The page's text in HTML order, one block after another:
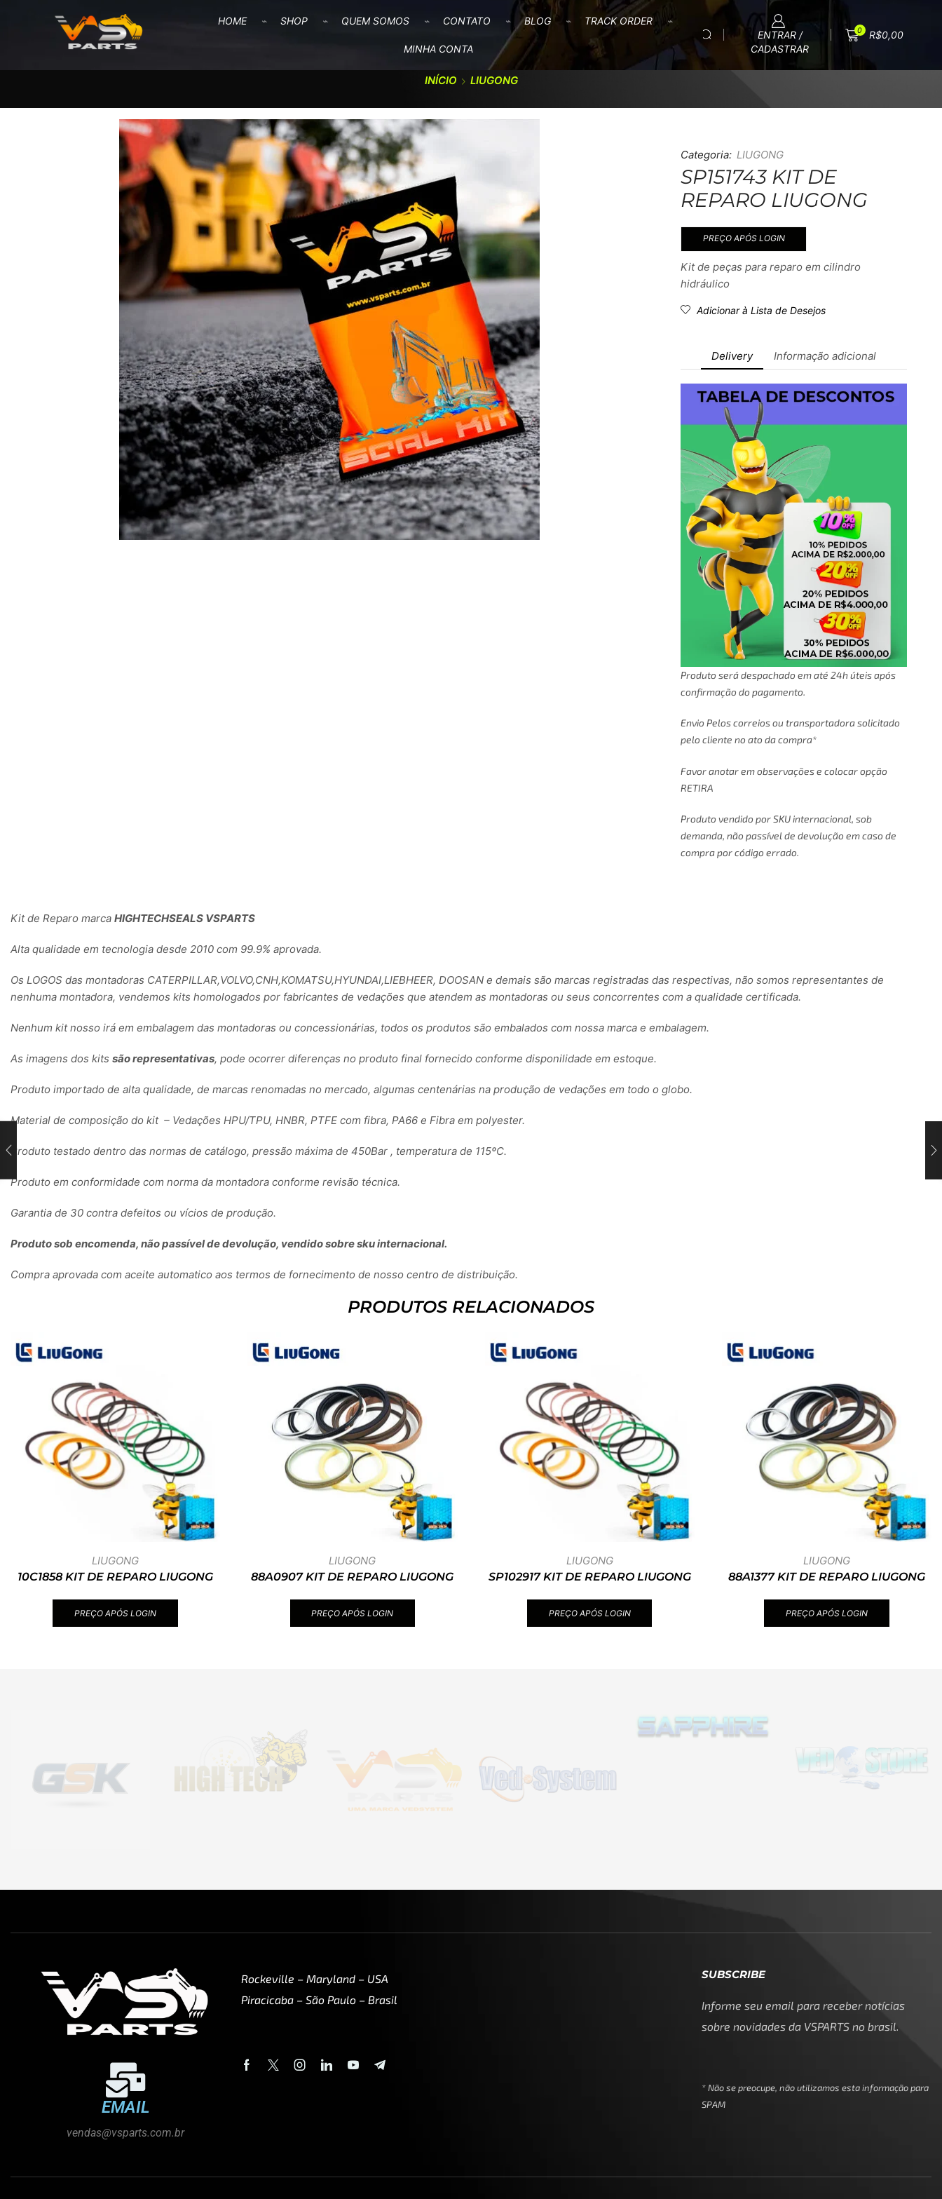
HOME SHOP QUEM SOMOS CONTATO BLOG TRACK ORDER
MINHA CONTA
ENTRAR /
CADASTRAR
0 R$0,00
INÍCIO LIUGONG
Categoria: LIUGONG
SP151743 KIT DE
REPARO LIUGONG
PREÇO APÓS LOGIN
Kit de peças para reparo em cilindro
hidráulico
Adicionar à Lista de Desejos
Delivery Informação adicional
Produto será despachado em até 24h úteis após
confirmação do pagamento.
Envio Pelos correios ou transportadora solicitado
pelo cliente no ato da compra*
Favor anotar em observações e colocar opção
RETIRA
Produto vendido por SKU internacional, sob
demanda, não passível de devolução em caso de
compra por código errado.
Kit de Reparo marca HIGHTECHSEALS VSPARTS
Alta qualidade em tecnologia desde 2010 com 99.9% aprovada.
Os LOGOS das montadoras CATERPILLAR,VOLVO,CNH,KOMATSU,HYUNDAI,LIEBHEER, DOOSAN e demais são marcas registradas das respectivas, não somos representantes de
nenhuma montadora, vendemos kits homologados por fabricantes de vedações que atendem as montadoras ou seus concorrentes com a qualidade certificada.
Nenhum kit nosso irá em embalagem das montadoras ou concessionárias, todos os produtos são embalados com nossa marca e embalagem.
As imagens dos kits são representativas, pode ocorrer diferenças no produto final fornecido conforme disponilidade em estoque.
Produto importado de alta qualidade, de marcas renomadas no mercado, algumas centenárias na produção de vedações em todo o globo.
Material de composição do kit – Vedações HPU/TPU, HNBR, PTFE com fibra, PA66 e Fibra em polyester.
Produto testado dentro das normas de catálogo, pressão máxima de 450Bar , temperatura de 115ºC.
Produto em conformidade com norma da montadora conforme revisão técnica.
Garantia de 30 contra defeitos ou vícios de produção.
Produto sob encomenda, não passível de devolução, vendido sobre sku internacional.
Compra aprovada com aceite automatico aos termos de fornecimento de nosso centro de distribuição.
PRODUTOS RELACIONADOS
LIUGONG
10C1858 KIT DE REPARO LIUGONG
PREÇO APÓS LOGIN
LIUGONG
88A0907 KIT DE REPARO LIUGONG
PREÇO APÓS LOGIN
LIUGONG
SP102917 KIT DE REPARO LIUGONG
PREÇO APÓS LOGIN
LIUGONG
88A1377 KIT DE REPARO LIUGONG
PREÇO APÓS LOGIN
EMAIL
vendas@vsparts.com.br
Rockeville – Maryland – USA
Piracicaba – São Paulo – Brasil
SUBSCRIBE
Informe seu email para receber notícias
sobre novidades da VSPARTS no brasil.
* Não se preocupe, não utilizamos esta informação para
SPAM